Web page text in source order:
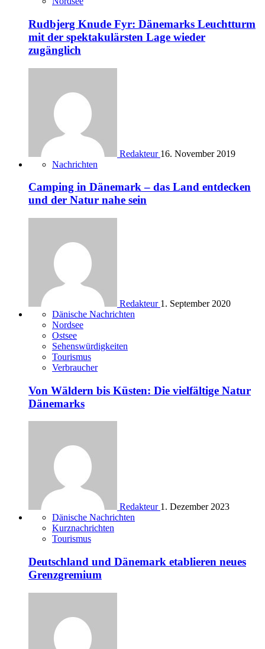
Rudbjerg Knude Fyr: Dänemarks Leuchtturm
mit der spektakulärsten Lage wieder
zugänglich
Redakteur 16. November 2019
Nachrichten
Camping in Dänemark – das Land entdecken
und der Natur nahe sein
Redakteur 1. September 2020
Dänische Nachrichten
Nordsee
Ostsee
Sehenswürdigkeiten
Tourismus
Verbraucher
Von Wäldern bis Küsten: Die vielfältige Natur
Dänemarks
Redakteur 1. Dezember 2023
Dänische Nachrichten
Kurznachrichten
Tourismus
Deutschland und Dänemark etablieren neues
Grenzgremium